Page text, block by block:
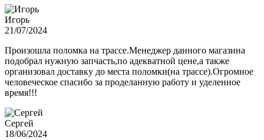
Игорь
21/07/2024
Произошла поломка на трассе.Менеджер данного магазина
подобрал нужную запчасть,по адекватной цене,а также
организовал доставку до места поломки(на трассе).Огромное
человеческое спасибо за проделанную работу и уделенное
время!!!
Сергей
18/06/2024